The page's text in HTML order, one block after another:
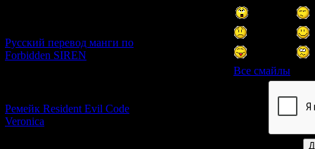
Русский перевод манги по
Forbidden SIREN
Ремейк Resident Evil Code
Veronica
Все смайлы